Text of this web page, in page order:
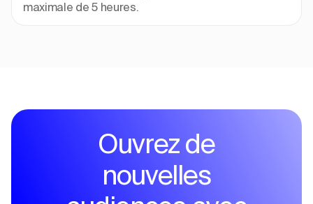
maximale de 5 heures.
Ouvrez de
nouvelles